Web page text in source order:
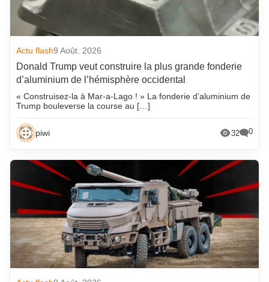
Actu flash9 Août. 2026
Donald Trump veut construire la plus grande fonderie
d’aluminium de l’hémisphère occidental
« Construisez-la à Mar-a-Lago ! » La fonderie d’aluminium de
Trump bouleverse la course au […]
piwi 32 0